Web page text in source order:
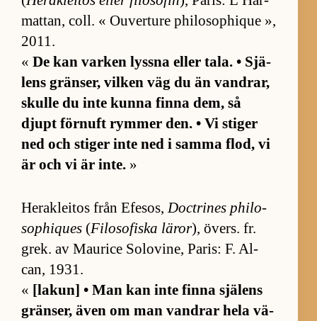
mat­tan, coll. « Ou­ver­ture phi­lo­sop­hi­que »,
2011.
« De kan var­ken lyssna el­ler ta­la. • Sjä­
lens grän­ser, vil­ken väg du än vand­rar,
skulle du inte kunna finna dem, så
djupt för­nuft rym­mer den. • Vi sti­ger
ned och sti­ger inte ned i samma flod, vi
är och vi är in­te. »
Herak­le­i­tos från Efe­sos, Doct­ri­nes phi­lo­
sop­hi­ques (Fi­lo­so­fiska lä­ror), övers. fr.
grek. av Mau­rice So­lo­vi­ne, Pa­ris: F. Al­
can, 1931.
« [lakun] • Man kan inte finna sjä­lens
grän­ser, även om man vand­rar hela vä­